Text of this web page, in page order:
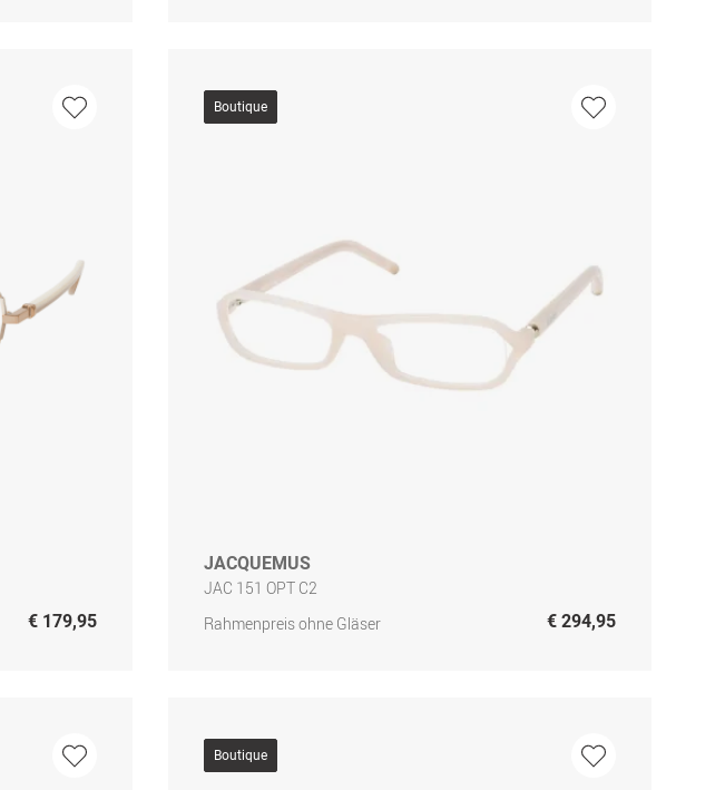
€ 179,95
Boutique
JACQUEMUS
JAC 151 OPT C2
Rahmenpreis ohne Gläser
€ 294,95
Boutique